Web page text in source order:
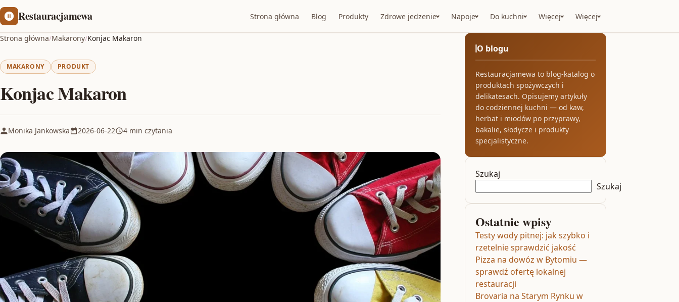
Restauracjamewa Strona główna Blog Produkty Zdrowe jedzenie Napoje Do kuchni Więcej Więcej
Strona główna/Makarony/Konjac Makaron
MAKARONY PRODUKT
Konjac Makaron
Monika Jankowska 2026-06-22 4 min czytania
O blogu
Restauracjamewa to blog-katalog o
produktach spożywczych i
delikatesach. Opisujemy artykuły
do codziennej kuchni — od kaw,
herbat i miodów po przyprawy,
bakalie, słodycze i produkty
specjalistyczne.
Szukaj
Szukaj
Ostatnie wpisy
Testy wody pitnej: jak szybko i
rzetelnie sprawdzić jakość
Pizza na dowóz w Bytomiu —
sprawdź ofertę lokalnej
restauracji
Brovaria na Starym Rynku w